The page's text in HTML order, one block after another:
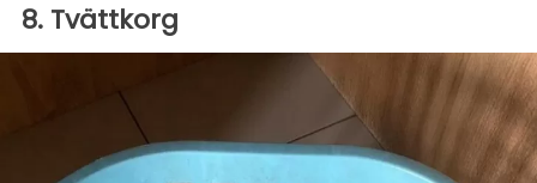
8. Tvättkorg